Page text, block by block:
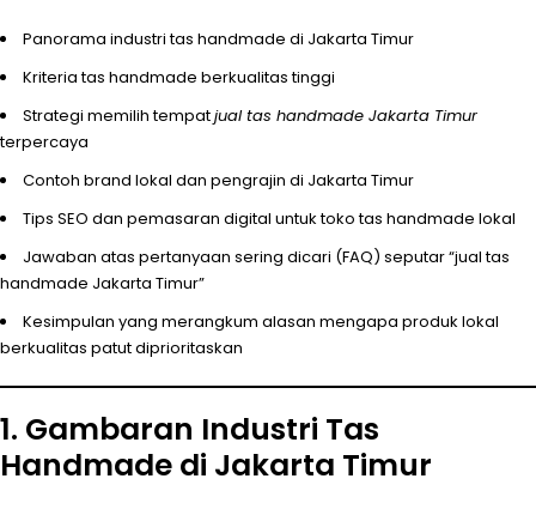
Panorama industri tas handmade di Jakarta Timur
Kriteria tas handmade berkualitas tinggi
Strategi memilih tempatjual tas handmade Jakarta Timur
terpercaya
Contoh brand lokal dan pengrajin di Jakarta Timur
Tips SEO dan pemasaran digital untuk toko tas handmade lokal
Jawaban atas pertanyaan sering dicari (FAQ) seputar “jual tas
handmade Jakarta Timur”
Kesimpulan yang merangkum alasan mengapa produk lokal
berkualitas patut diprioritaskan
1. Gambaran Industri Tas
Handmade di Jakarta Timur